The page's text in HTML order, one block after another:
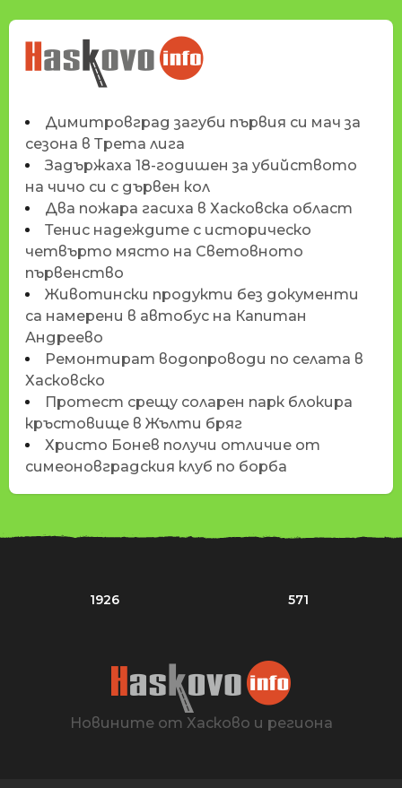
НОВИНИТЕ НА
HASKOVO.INFO
Димитровград загуби първия си мач за
сезона в Трета лига
Задържаха 18-годишен за убийството
на чичо си с дървен кол
Два пожара гасиха в Хасковска област
Тенис надеждите с историческо
четвърто място на Световното
първенство
Животински продукти без документи
са намерени в автобус на Капитан
Андреево
Ремонтират водопроводи по селата в
Хасковско
Протест срещу соларен парк блокира
кръстовище в Жълти бряг
Христо Бонев получи отличие от
симеоновградския клуб по борба
1926 571
Новините от Хасково и региона